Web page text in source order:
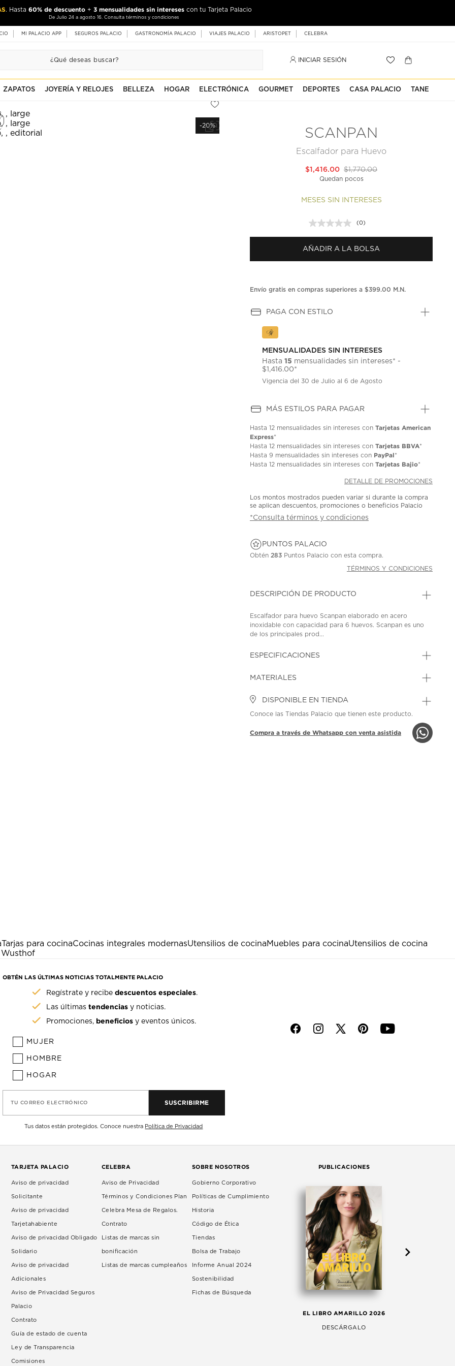
. Hasta 60% de descuento + 3 mensualidades sin intereses con tu Tarjeta Palacio
De Julio 24 a agosto 16. Consulta términos y condiciones
MI PALACIO APP SEGUROS PALACIO GASTRONOMÍA PALACIO VIAJES PALACIO ARISTOPET CELEBRA
INICIAR SESIÓN
ZAPATOS JOYERÍA Y RELOJES BELLEZA HOGAR ELECTRÓNICA GOURMET DEPORTES CASA PALACIO TANE
-20%
SCANPAN
Escalfador para Huevo
$1,770.00
$1,416.00
Quedan pocos
MESES SIN INTERESES
Sin
puntuación.
en
la
(0)
AÑADIR A LA BOLSA
Envío gratis en compras superiores a $399.00 M.N.
PAGA CON ESTILO
MENSUALIDADES SIN INTERESES
Hasta15 mensualidades sin intereses* -
$1,416.00*
Vigencia del 30 de Julio al 6 de Agosto
MÁS ESTILOS PARA PAGAR
Hasta12 mensualidades sin intereses conTarjetas American
Express*
Hasta12 mensualidades sin intereses conTarjetas BBVA*
Hasta9 mensualidades sin intereses con PayPal*
Hasta12 mensualidades sin intereses conTarjetas Bajio*
DETALLE DE PROMOCIONES
Los montos mostrados pueden variar si durante la compra
se aplican descuentos, promociones o beneficios Palacio
*Consulta términos y condiciones
PUNTOS PALACIO
Obtén 283 Puntos Palacio con esta compra.
TÉRMINOS Y CONDICIONES
DESCRIPCIÓN DE PRODUCTO
Escalfador para huevo Scanpan elaborado en acero
inoxidable con capacidad para 6 huevos. Scanpan es uno
de los principales prod...
ESPECIFICACIONES
MATERIALES
DISPONIBLE EN TIENDA
Conoce las Tiendas Palacio que tienen este producto.
Compra a través de Whatsapp con venta asistida
Tarjas para cocinaCocinas integrales modernasUtensilios de cocinaMuebles para cocinaUtensilios de cocina
OBTÉN LAS ÚLTIMAS NOTICIAS TOTALMENTE PALACIO
Regístrate y recibedescuentos especiales.
Las últimastendencias y noticias.
Promociones, beneficios y eventos únicos.
MUJER
HOMBRE
HOGAR
TU CORREO ELECTRÓNICO SUSCRIBIRME
Tus datos están protegidos. Conoce nuestra Política de Privacidad
f i p y
TARJETA PALACIO
Aviso de privacidad
Solicitante
Aviso de privacidad
Tarjetahabiente
Aviso de privacidad Obligado
Solidario
Aviso de privacidad
Adicionales
Aviso de Privacidad Seguros
Palacio
Contrato
Guía de estado de cuenta
Ley de Transparencia
Comisiones
CELEBRA
Aviso de Privacidad
Términos y Condiciones Plan
Celebra Mesa de Regalos.
Contrato
Listas de marcas sin
bonificación
Listas de marcas cumpleaños
SOBRE NOSOTROS
Gobierno Corporativo
Políticas de Cumplimiento
Historia
Código de Ética
Tiendas
Bolsa de Trabajo
Informe Anual 2024
Sostenibilidad
Fichas de Búsqueda
PUBLICACIONES
EL LIBRO AMARILLO 2026
DESCÁRGALO